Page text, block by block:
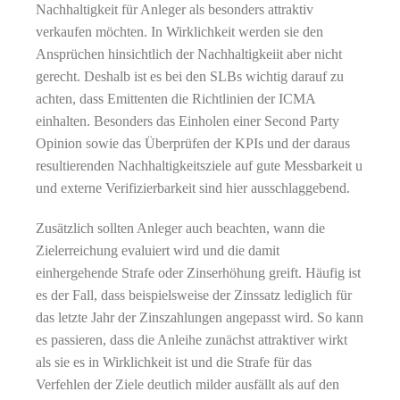
Nachhaltigkeit für Anleger als besonders attraktiv
verkaufen möchten. In Wirklichkeit werden sie den
Ansprüchen hinsichtlich der Nachhaltigkeiit aber nicht
gerecht. Deshalb ist es bei den SLBs wichtig darauf zu
achten, dass Emittenten die Richtlinien der ICMA
einhalten. Besonders das Einholen einer Second Party
Opinion sowie das Überprüfen der KPIs und der daraus
resultierenden Nachhaltigkeitsziele auf gute Messbarkeit u
und externe Verifizierbarkeit sind hier ausschlaggebend.
Zusätzlich sollten Anleger auch beachten, wann die
Zielerreichung evaluiert wird und die damit
einhergehende Strafe oder Zinserhöhung greift. Häufig ist
es der Fall, dass beispielsweise der Zinssatz lediglich für
das letzte Jahr der Zinszahlungen angepasst wird. So kann
es passieren, dass die Anleihe zunächst attraktiver wirkt
als sie es in Wirklichkeit ist und die Strafe für das
Verfehlen der Ziele deutlich milder ausfällt als auf den
Switch The Language